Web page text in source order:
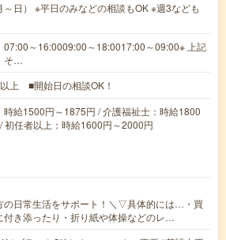
～日） ※平日のみなどの相談もOK ※週3なども
07:00～16:0009:00～18:0017:00～09:00※ 上記
そ…
上 ■開始日の相談OK！
時給1500円～1875円 / 介護福祉士：時給1800
初任者以上：時給1600円～2000円
の日常生活をサポート！＼▽具体的には…・買
付き添ったり・折り紙や体操などのレ…